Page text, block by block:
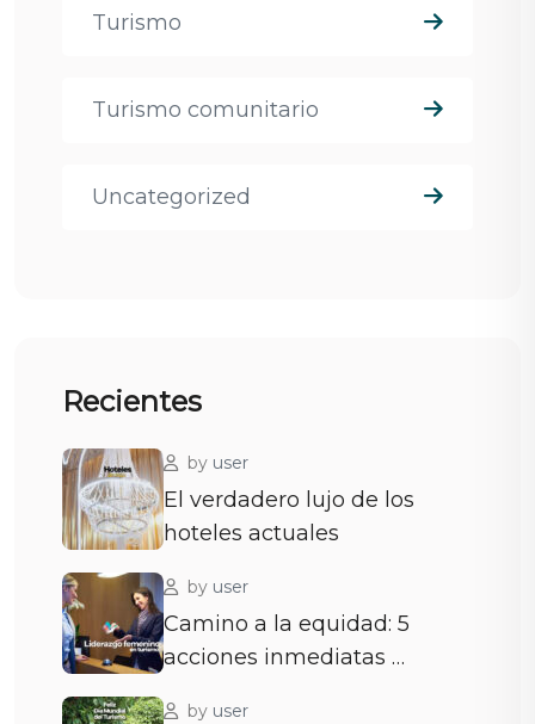
Turismo
Turismo comunitario
Uncategorized
Recientes
by user
El verdadero lujo de los
hoteles actuales
by user
Camino a la equidad: 5
acciones inmediatas …
by user